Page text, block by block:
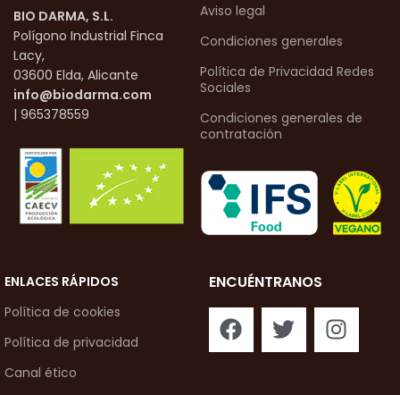
BIO DARMA, S.L.
Polígono Industrial Finca
Lacy,
03600 Elda, Alicante
info@biodarma.com
| 965378559
Aviso legal
Condiciones generales
Política de Privacidad Redes
Sociales
Condiciones generales de
contratación
ENLACES RÁPIDOS
Política de cookies
Política de privacidad
Canal ético
ENCUÉNTRANOS